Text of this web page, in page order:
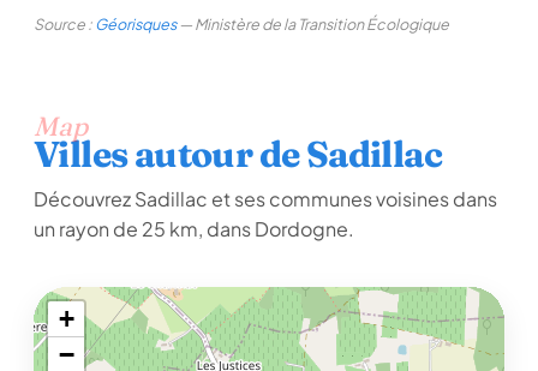
Source :Géorisques— Ministère de la Transition Écologique
Map
Villes autour de Sadillac
Découvrez Sadillac et ses communes voisines dans
un rayon de 25 km, dans Dordogne.
+
−